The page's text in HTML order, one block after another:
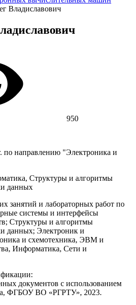
Владиславович
950
направлению "Электроника и
Структуры и алгоритмы
данных
занятий и лабораторных работ по
системы и интерфейсы
Структуры и алгоритмы
данных; Электроник и
и схемотехника, ЭВМ и
Информатика, Сети и
документов с использованием
ФГБОУ ВО «РГРТУ», 2023.